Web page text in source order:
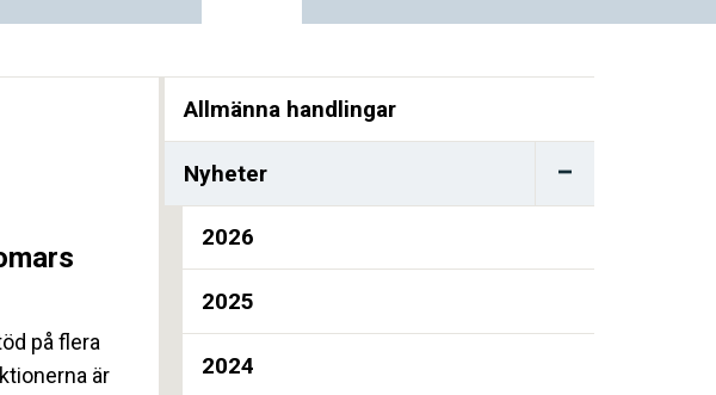
Allmänna handlingar
Nyheter
2026
2025
2024
på flera
är